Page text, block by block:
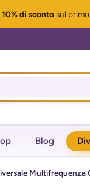
10% di scontosul
Blog
Multifrequenza